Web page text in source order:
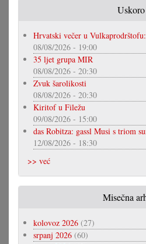
Uskoro
Hrvatski večer u
08/08/2026 - 19:00
35 ljet grupa MIR
08/08/2026 - 20:30
Zvuk šarolikosti
08/08/2026 - 20:30
Kiritof u Filežu
09/08/2026 - 15:00
das Robitza: gassl Musi s triom
12/08/2026 - 18:30
>> već
Misečna
kolovoz 2026 (27)
srpanj 2026 (60)